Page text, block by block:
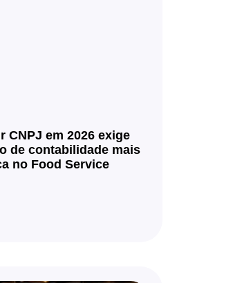
CNPJ em 2026 exige
de contabilidade mais
no Food Service